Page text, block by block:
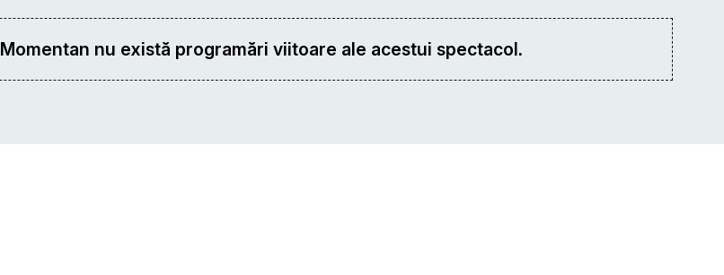
Momentan nu există programări viitoare ale acestui spectacol.